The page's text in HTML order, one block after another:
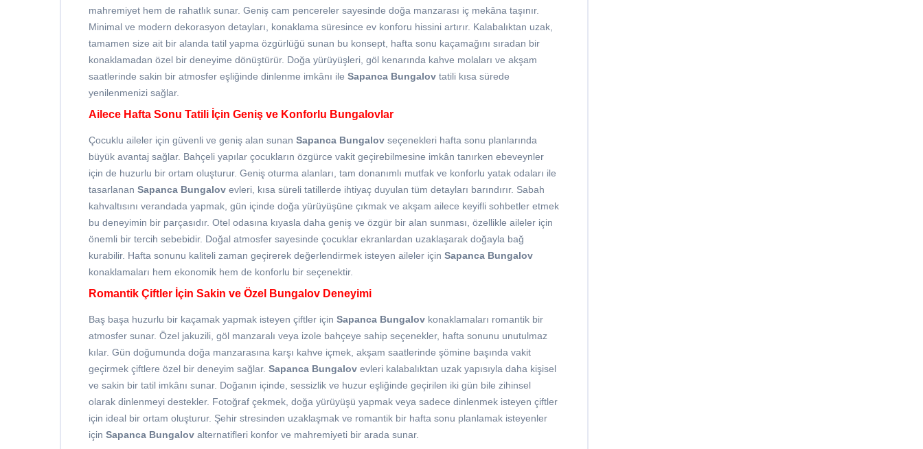
mahremiyet hem de rahatlık sunar. Geniş cam pencereler sayesinde doğa manzarası iç mekâna taşınır.
Minimal ve modern dekorasyon detayları, konaklama süresince ev konforu hissini artırır. Kalabalıktan uzak,
tamamen size ait bir alanda tatil yapma özgürlüğü sunan bu konsept, hafta sonu kaçamağını sıradan bir
konaklamadan özel bir deneyime dönüştürür. Doğa yürüyüşleri, göl kenarında kahve molaları ve akşam
saatlerinde sakin bir atmosfer eşliğinde dinlenme imkânı ile Sapanca Bungalov tatili kısa sürede
yenilenmenizi sağlar.
Ailece Hafta Sonu Tatili İçin Geniş ve Konforlu Bungalovlar
Çocuklu aileler için güvenli ve geniş alan sunan Sapanca Bungalov seçenekleri hafta sonu planlarında
büyük avantaj sağlar. Bahçeli yapılar çocukların özgürce vakit geçirebilmesine imkân tanırken ebeveynler
için de huzurlu bir ortam oluşturur. Geniş oturma alanları, tam donanımlı mutfak ve konforlu yatak odaları ile
tasarlanan Sapanca Bungalov evleri, kısa süreli tatillerde ihtiyaç duyulan tüm detayları barındırır. Sabah
kahvaltısını verandada yapmak, gün içinde doğa yürüyüşüne çıkmak ve akşam ailece keyifli sohbetler etmek
bu deneyimin bir parçasıdır. Otel odasına kıyasla daha geniş ve özgür bir alan sunması, özellikle aileler için
önemli bir tercih sebebidir. Doğal atmosfer sayesinde çocuklar ekranlardan uzaklaşarak doğayla bağ
kurabilir. Hafta sonunu kaliteli zaman geçirerek değerlendirmek isteyen aileler için Sapanca Bungalov
konaklamaları hem ekonomik hem de konforlu bir seçenektir.
Romantik Çiftler İçin Sakin ve Özel Bungalov Deneyimi
Baş başa huzurlu bir kaçamak yapmak isteyen çiftler için Sapanca Bungalov konaklamaları romantik bir
atmosfer sunar. Özel jakuzili, göl manzaralı veya izole bahçeye sahip seçenekler, hafta sonunu unutulmaz
kılar. Gün doğumunda doğa manzarasına karşı kahve içmek, akşam saatlerinde şömine başında vakit
geçirmek çiftlere özel bir deneyim sağlar. Sapanca Bungalov evleri kalabalıktan uzak yapısıyla daha kişisel
ve sakin bir tatil imkânı sunar. Doğanın içinde, sessizlik ve huzur eşliğinde geçirilen iki gün bile zihinsel
olarak dinlenmeyi destekler. Fotoğraf çekmek, doğa yürüyüşü yapmak veya sadece dinlenmek isteyen çiftler
için ideal bir ortam oluşturur. Şehir stresinden uzaklaşmak ve romantik bir hafta sonu planlamak isteyenler
için Sapanca Bungalov alternatifleri konfor ve mahremiyeti bir arada sunar.